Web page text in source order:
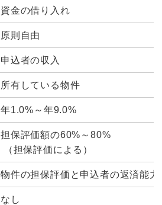
資金の借り入れ
原則自由
申込者の収入
所有している物件
年1.0%～年9.0%
担保評価額の60%～80%
（担保評価による）
物件の担保評価と申込者の返済能力
なし